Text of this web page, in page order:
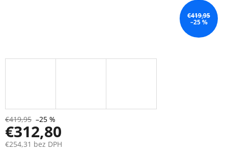
€419,95
–25 %
€419,95 –25 %
€312,80
€254,31 bez DPH